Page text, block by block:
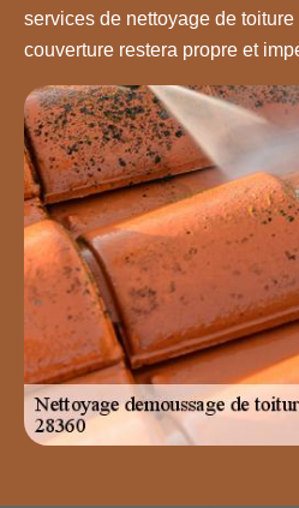
services de nettoyage de
couverture restera propre et